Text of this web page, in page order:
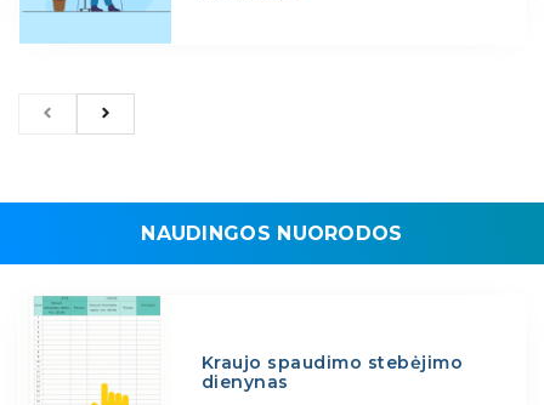
NAUDINGOS NUORODOS
Kraujo spaudimo stebėjimo
dienynas